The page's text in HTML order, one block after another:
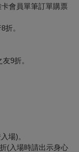
會員單筆訂單購票
折。
9折。
場)。
(入場時請出示身心